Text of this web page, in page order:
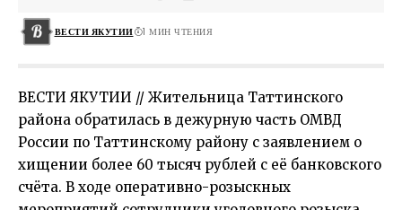
ВЕСТИ ЯКУТИИ 1 МИН ЧТЕНИЯ
ВЕСТИ ЯКУТИИ // Жительница Таттинского
района обратилась в дежурную часть ОМВД
России по Таттинскому району с заявлением о
хищении более 60 тысяч рублей с её банковского
счёта. В ходе оперативно-розыскных